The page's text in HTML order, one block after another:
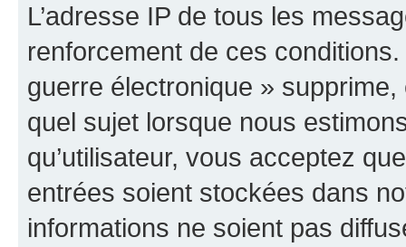
L’adresse IP de tous les
renforcement de ces
guerre électronique »
quel sujet lorsque nous
qu’utilisateur, vous acceptez
entrées soient stockées dans
informations ne soient pas